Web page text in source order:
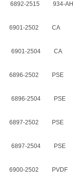
6892-2515
6901-2502
6901-
6896-2502
6896-2504
6897-2502
6897-2504
6900-2502